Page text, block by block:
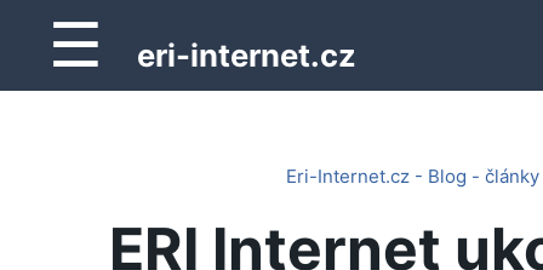
☰ eri-internet.cz
Eri-Internet.cz - Blog - články
ERI Internet